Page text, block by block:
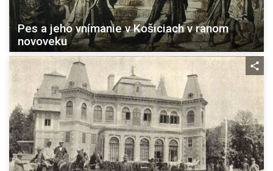
Pes a jeho vnímanie v Košiciach v ranom
novoveku